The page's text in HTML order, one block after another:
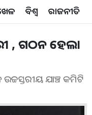
ବିଶ୍ବ ରାଜନୀତି
, ଗଠନ ହେଲା
ଯାଞ୍ଚ କମିଟି